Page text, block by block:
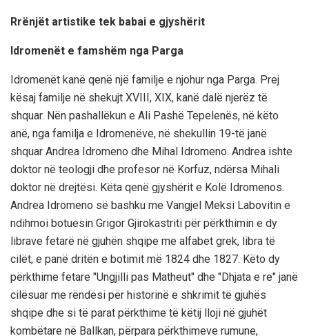
Rrënjët artistike tek babai e gjyshërit
Idromenët e famshëm nga Parga
Idromenët kanë qenë një familje e njohur nga Parga. Prej
kësaj familje në shekujt XVIII, XIX, kanë dalë njerëz të
shquar. Nën pashallëkun e Ali Pashë Tepelenës, në këto
anë, nga familja e Idromenëve, në shekullin 19-të janë
shquar Andrea Idromeno dhe Mihal Idromeno. Andrea ishte
doktor në teologji dhe profesor në Korfuz, ndërsa Mihali
doktor në drejtësi. Këta qenë gjyshërit e Kolë Idromenos.
Andrea Idromeno së bashku me Vangjel Meksi Labovitin e
ndihmoi botuesin Grigor Gjirokastriti për përkthimin e dy
librave fetarë në gjuhën shqipe me alfabet grek, libra të
cilët, e panë dritën e botimit më 1824 dhe 1827. Këto dy
përkthime fetare "Ungjilli pas Matheut" dhe "Dhjata e re" janë
cilësuar me rëndësi për historinë e shkrimit të gjuhës
shqipe dhe si të parat përkthime të këtij lloji në gjuhët
kombëtare në Ballkan, përpara përkthimeve rumune,